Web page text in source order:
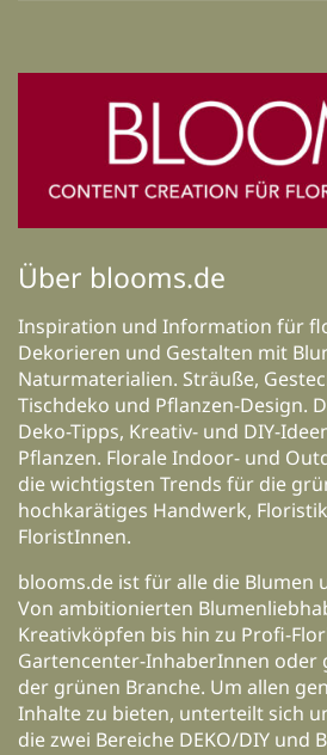
Über blooms.de
Inspiration und Information für
Dekorieren und Gestalten mit
Naturmaterialien. Sträuße,
Tischdeko und Pflanzen-Design.
Deko-Tipps, Kreativ- und DIY-
Pflanzen. Florale Indoor- und
die wichtigsten Trends für die
hochkarätiges Handwerk,
FloristInnen.
blooms.de ist für alle die Blumen
Von ambitionierten
Kreativköpfen bis hin zu Profi-
Gartencenter-InhaberInnen oder
der grünen Branche. Um allen
Inhalte zu bieten, unterteilt sich
die zwei Bereiche DEKO/DIY und